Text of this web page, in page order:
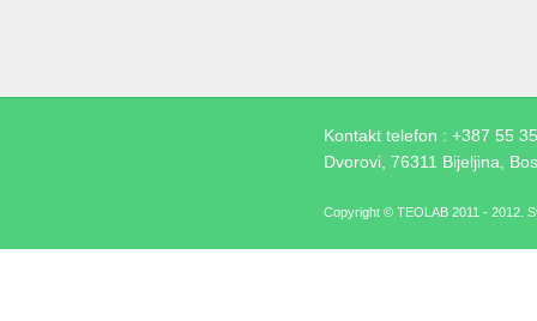
Kontakt telefon : +387 55
Dvorovi, 76311 Bijeljina,
Copyright © TEOLAB 2011 - 2012.